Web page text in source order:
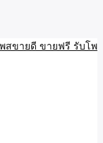
น
โพส
บโพสต์ประกาศขาย